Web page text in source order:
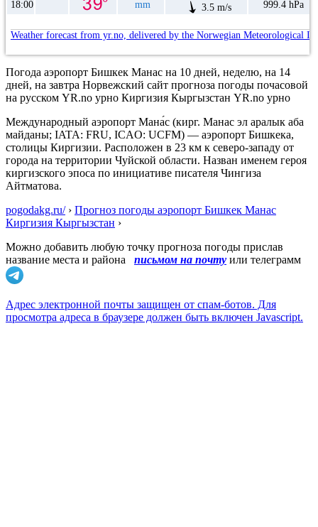
18:00 mm 3.5 m/s 999.4 hPa
Weather forecast from yr.no, delivered by the Norwegian Meteorological
Погода аэропорт Бишкек Манас на 10 дней, неделю, на 14
дней, на завтра Норвежский сайт прогноза погоды почасовой
на русском YR.no урно Киргизия Кыргызстан YR.no урно
Международный аэропорт Мана́с (кирг. Манас эл аралык аба
майданы; IATA: FRU, ICAO: UCFM) — аэропорт Бишкека,
столицы Киргизии. Расположен в 23 км к северо-западу от
города на территории Чуйской области. Назван именем героя
киргизского эпоса по инициативе писателя Чингиза
Айтматова.
pogodakg.ru/› Прогноз погоды аэропорт Бишкек Манас
Киргизия Кыргызстан ›
Можно добавить любую точку прогноза погоды прислав
название места и района
письмом на почту или телеграмм
Адрес электронной почты защищен от спам-ботов. Для
просмотра адреса в браузере должен быть включен Javascript.